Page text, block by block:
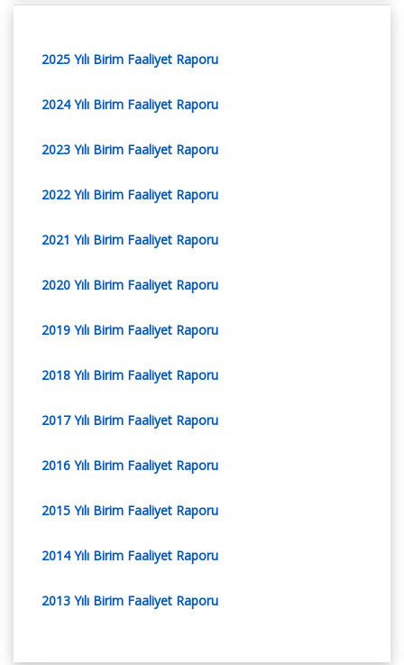
2025 Yılı Birim Faaliyet Raporu
2024 Yılı Birim Faaliyet Raporu
2023 Yılı Birim Faaliyet Raporu
2022 Yılı Birim Faaliyet Raporu
2021 Yılı Birim Faaliyet Raporu
2020 Yılı Birim Faaliyet Raporu
2019 Yılı Birim Faaliyet Raporu
2018 Yılı Birim Faaliyet Raporu
2017 Yılı Birim Faaliyet Raporu
2016 Yılı Birim Faaliyet Raporu
2015 Yılı Birim Faaliyet Raporu
2014 Yılı Birim Faaliyet Raporu
2013 Yılı Birim Faaliyet Raporu